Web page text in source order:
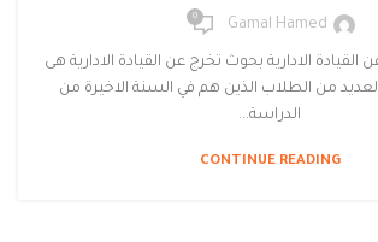
Gamal Hamed
0
القيادة الادارية بحوث تخرج عن القيادة الادارية هى
من الطلاب الذين هم في السنة الاخيرة من
الدراسة...
CONTINUE READING